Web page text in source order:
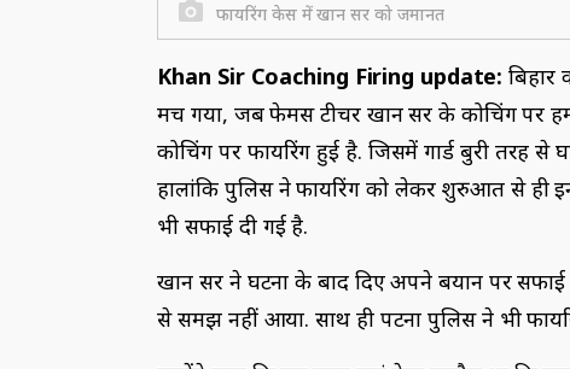
फायर‍िंग केस में खान सर को जमानत
Khan Sir Coaching Firing update:बिहार
मच गया, जब फेमस टीचर खान सर के कोचिंग पर
कोचिंग पर फायरिंग हुई है. जिसमें गार्ड बुरी तरह
हालांकि पुलिस ने फायरिंग को लेकर शुरुआत से ही
भी सफाई दी गई है.
खान सर ने घटना के बाद दिए अपने बयान पर सफाई
से समझ नहीं आया. साथ ही पटना पुलिस ने भी